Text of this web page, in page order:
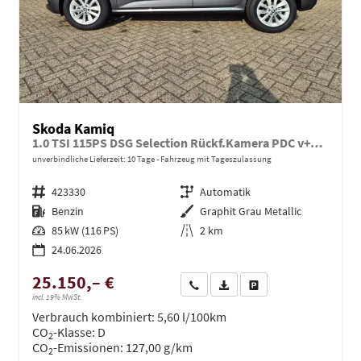
Skoda Kamiq
1.0 TSI 115PS DSG Selection Rückf.Kamera PDC v+h Sitzheizung Klimaautomatik Skoda-Radio Apple CarPlay + Android Auto Tempomat Garantieverlängerung 16"LM
unverbindliche Lieferzeit: 10 Tage Fahrzeug mit Tageszulassung
Fahrzeugnr. 423330 Getriebe Automatik
Kraftstoff Benzin Außenfarbe Graphit Grau Metallic
Leistung 85 kW (116 PS) Kilometerstand 2 km
24.06.2026
25.150,– €
incl. 19% MwSt.
Wir rufen Sie anPDF-Datei, Fahrzeugexposé
Verbrauch kombiniert: 5,60 l/100km
CO2-Klasse: D
CO2-Emissionen: 127,00 g/km